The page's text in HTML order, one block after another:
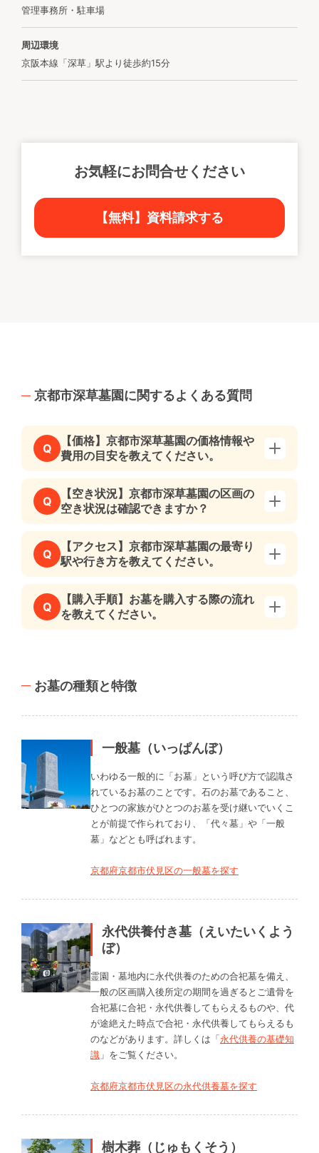
管理事務所・駐車場
周辺環境
京阪本線「深草」駅より徒歩約15分
お気軽にお問合せください
【無料】資料請求する
京都市深草墓園に関するよくある質問
Q
【価格】京都市深草墓園の価格情報や
費用の目安を教えてください。
Q
【空き状況】京都市深草墓園の区画の
空き状況は確認できますか？
Q
【アクセス】京都市深草墓園の最寄り
駅や行き方を教えてください。
Q
【購入手順】お墓を購入する際の流れ
を教えてください。
お墓の種類と特徴
一般墓（いっぱんぼ）
いわゆる一般的に「お墓」という呼び方で認識さ
れているお墓のことです。石のお墓であること、
ひとつの家族がひとつのお墓を受け継いでいくこ
とが前提で作られており、「代々墓」や「一般
墓」などとも呼ばれます。
京都府京都市伏見区の一般墓を探す
永代供養付き墓（えいたいくよう
ぼ）
霊園・墓地内に永代供養のための合祀墓を備え、
一般の区画購入後所定の期間を過ぎるとご遺骨を
合祀墓に合祀・永代供養してもらえるものや、代
が途絶えた時点で合祀・永代供養してもらえるも
のなどがあります。詳しくは「永代供養の基礎知
識 」をご覧ください。
京都府京都市伏見区の永代供養墓を探す
樹木葬（じゅもくそう）